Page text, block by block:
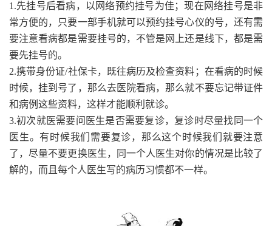
1.先挂号后看病，以网络预约挂号为佳；现在网络挂号是非
常方便的，只要一部手机就可以预约挂号心仪的号，还有需
要注意看病都是需要挂号的，不管是网上还是线下，都是需
要先挂号的。
2.携带身份证/社保卡，既往病历及检查资料；在看病的时候
时候，挂到号了，那么去医院看病，那么就不要忘记带证件
和病例这些资料，这样才能顺利就诊。
3.初次就医需要问医生是否需要复诊，复诊时尽量找同一个
医生。有时候我们需要复诊，那么这个时候我们就要注意
了，尽量不要更换医生，同一个人医生对你的情况是比较了
解的，而且每个人医生写的病历习惯都不一样。